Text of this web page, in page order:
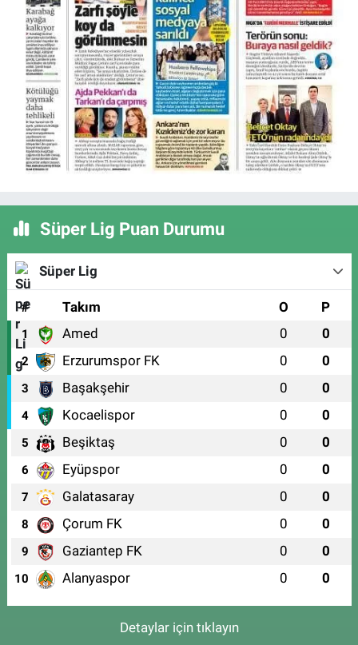
Süper Lig Puan Durumu
Süper Lig
# Takım O P
1 Amed 0 0
2 Erzurumspor FK 0 0
3 Başakşehir 0 0
4 Kocaelispor 0 0
5 Beşiktaş 0 0
6 Eyüpspor 0 0
7 Galatasaray 0 0
8 Çorum FK 0 0
9 Gaziantep FK 0 0
10 Alanyaspor 0 0
Detaylar için tıklayın